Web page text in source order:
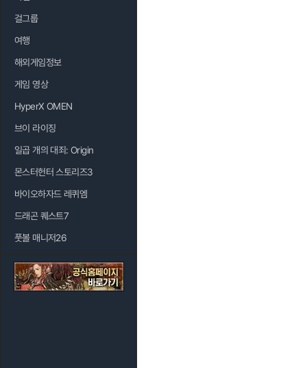
걸그룹
여행
해외게임정보
게임 영상
HyperX OMEN
브이 라이징
일곱 개의 대죄: Origin
몬스터헌터 스토리즈3
바이오하자드 레퀴엠
드래곤 퀘스트7
풋볼 매니저26